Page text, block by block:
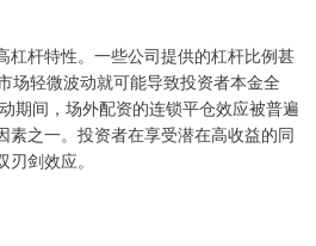
杠杆特性。一些公司提供的杠杆比例甚
场轻微波动就可能导致投资者本金全
期间，场外配资的连锁平仓效应被普遍
素之一。投资者在享受潜在高收益的同
剑效应。